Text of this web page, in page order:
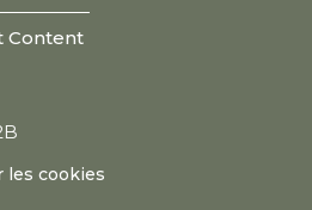
Content
les cookies